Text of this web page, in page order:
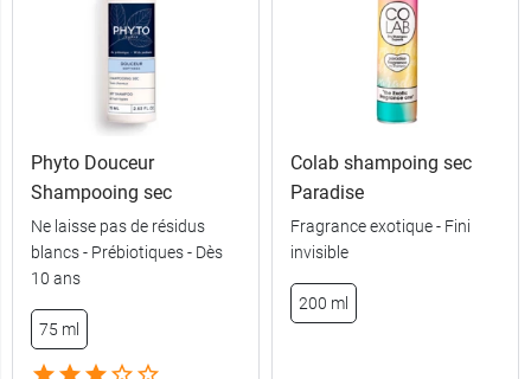
2 x 150 ml
150 ml
Phyto Douceur
Shampooing sec
Ne laisse pas de résidus
blancs - Prébiotiques - Dès
10 ans
75 ml
Colab shampoing sec
Paradise
Fragrance exotique - Fini
invisible
200 ml